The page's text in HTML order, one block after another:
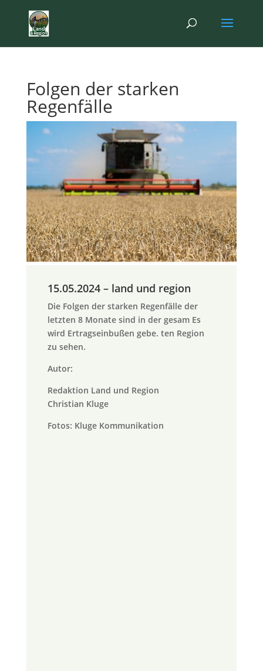
Folgen der starken
Regenfälle
15.05.2024 – land und region
Die Folgen der starken Regenfälle der
letzten 8 Monate sind in der gesam Es
wird Ertragseinbußen gebe. ten Region
zu sehen.
Autor:
Redaktion Land und Region
Christian Kluge
Fotos: Kluge Kommunikation